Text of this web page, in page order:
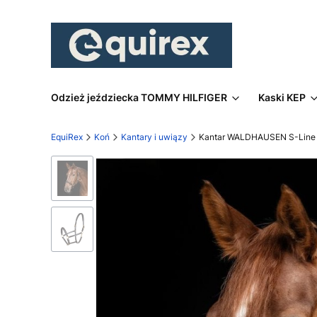
Odzież jeździecka TOMMY HILFIGER Kaski KEP
EquiRex Koń Kantary i uwiązy Kantar WALDHAUSEN S-